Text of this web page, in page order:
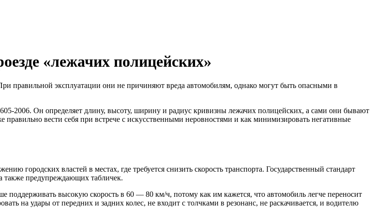
«лежачих полицейских»
правильной эксплуатации они не причиняют вреда автомобилям, однако могут быть опасными в
2006. Он определяет длину, высоту, ширину и радиус кривизны лежачих полицейских, а сами они бывают
правильно вести себя при встрече с искусственными неровностями и как минимизировать негативные
городских властей в местах, где требуется снизить скорость транспорта. Государственный стандарт
также предупреждающих табличек.
поддерживать высокую скорость в 60 — 80 км/ч, потому как им кажется, что автомобиль легче переносит
на удары от передних и задних колес, не входит с толчками в резонанс, не раскачивается, и водителю